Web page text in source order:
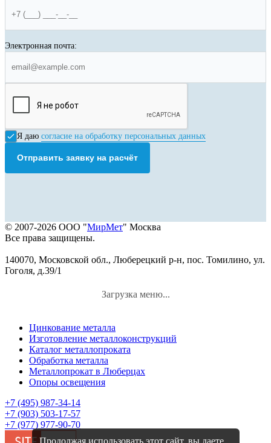
Электронная почта:
Я даю согласие на обработку персональных данных
Отправить заявку на расчёт
© 2007-2026 ООО "МирМет" Москва
Все права защищены.
140070, Московской обл., Люберецкий р-н, пос. Томилино, ул.
Гоголя, д.39/1
Загрузка меню...
Цинкование металла
Изготовление металлоконструкций
Каталог металлопроката
Обработка металла
Металлопрокат в Люберцах
Опоры освещения
+7 (495) 987-34-14
+7 (903) 503-17-57
+7 (977) 977-90-70
Продолжая использовать этот сайт, вы даете